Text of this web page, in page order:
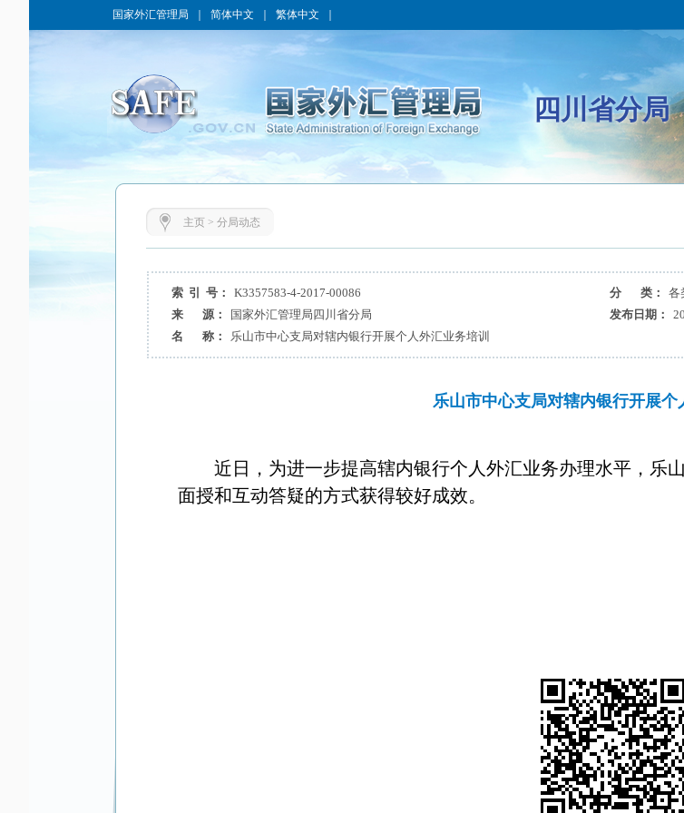
国家外汇管理局 简体中文 繁体中文
四川省分局
主页> 分局动态
索 引 号： K3357583-4-2017-00086 分 类：
各
来 源：
国家外汇管理局四川省分局 发布日期：
名 称：
乐山市中心支局对辖内银行开展个人外汇业务培训
乐山市中心支局对辖内银行开展个
近日，为进一步提高辖内银行个人外汇业务办理水平，乐
面授和互动答疑的方式获得较好成效。